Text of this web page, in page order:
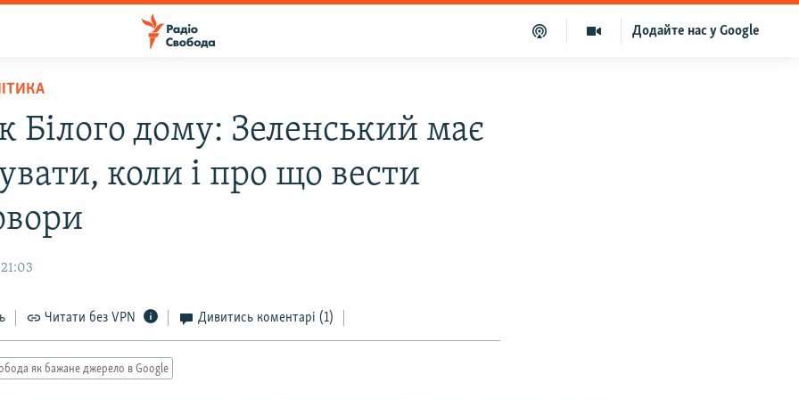
Додайте нас у Google
Білого дому: Зеленський має
коли і про що вести
Читати без VPN Дивитись коментарі (1)
як бажане джерело в Google